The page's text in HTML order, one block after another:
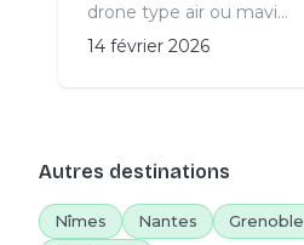
drone type air ou mavi...
14 février 2026
Autres destinations
Nîmes Nantes Grenoble